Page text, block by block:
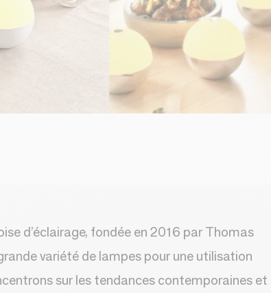
d’éclairage, fondée en 2016 par Thomas
variété de lampes pour une utilisation
sur les tendances contemporaines et